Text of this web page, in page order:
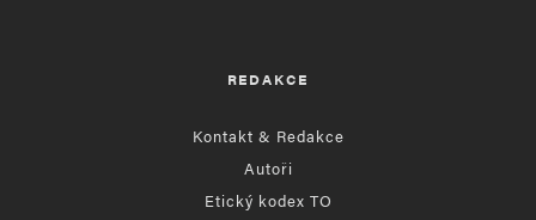
REDAKCE
Kontakt & Redakce
Autoři
Etický kodex TO